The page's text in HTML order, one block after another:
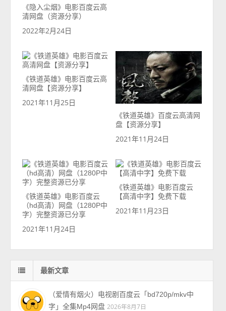
《隐入尘烟》电影百度云高
清网盘（资源分享）
2022年2月24日
《铁道英雄》电影百度云高
清网盘【资源分享】
2021年11月25日
《铁道英雄》百度云高清网
盘【资源分享】
2021年11月24日
《铁道英雄》电影百度云
（hd高清）网盘（1280P中
字）完整资源已分享
2021年11月24日
《铁道英雄》电影百度云
【高清中字】免费下载
2021年11月23日
最新文章
（爱情有烟火）电视剧百度云「bd720p/mkv中
字」全集Mp4网盘 2026年8月7日